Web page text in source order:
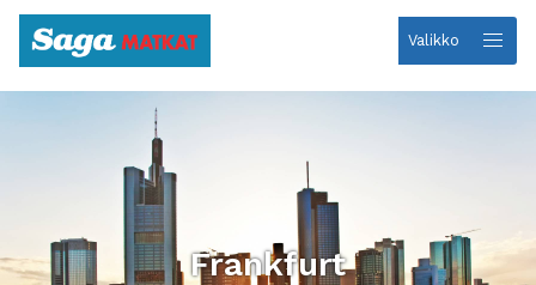
Etusivulle
Valikko
Frankfurt